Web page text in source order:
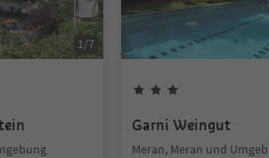
1/7
Garni Weingut
Meran, Meran und